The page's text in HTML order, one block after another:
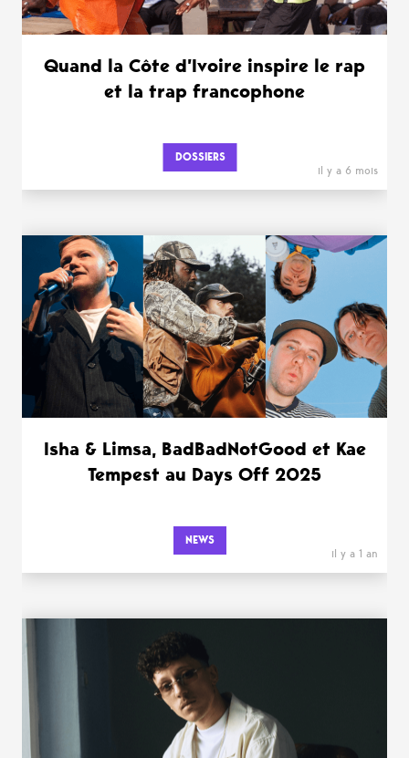
Quand la Côte d’Ivoire inspire le rap
et la trap francophone
DOSSIERS
il y a 6 mois
Isha & Limsa, BadBadNotGood et Kae
Tempest au Days Off 2025
NEWS
il y a 1 an